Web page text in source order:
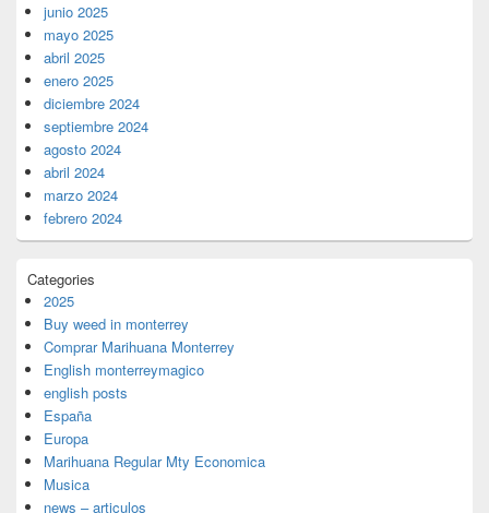
junio 2025
mayo 2025
abril 2025
enero 2025
diciembre 2024
septiembre 2024
agosto 2024
abril 2024
marzo 2024
febrero 2024
Categories
2025
Buy weed in monterrey
Comprar Marihuana Monterrey
English monterreymagico
english posts
España
Europa
Marihuana Regular Mty Economica
Musica
news – articulos